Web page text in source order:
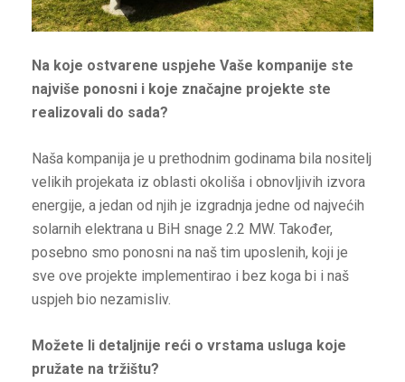
Na koje ostvarene uspjehe Vaše kompanije ste
najviše ponosni i koje značajne projekte ste
realizovali do sada?
Naša kompanija je u prethodnim godinama bila nositelj
velikih projekata iz oblasti okoliša i obnovljivih izvora
energije, a jedan od njih je izgradnja jedne od najvećih
solarnih elektrana u BiH snage 2.2 MW. Također,
posebno smo ponosni na naš tim uposlenih, koji je
sve ove projekte implementirao i bez koga bi i naš
uspjeh bio nezamisliv.
Možete li detaljnije reći o vrstama usluga koje
pružate na tržištu?